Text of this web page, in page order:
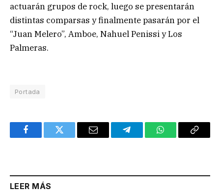
actuarán grupos de rock, luego se presentarán
distintas comparsas y finalmente pasarán por el
“Juan Melero”, Amboe, Nahuel Penissi y Los
Palmeras.
Portada
FacebookTwitter Email TelegramWhatsAppCopy
LEER MÁS